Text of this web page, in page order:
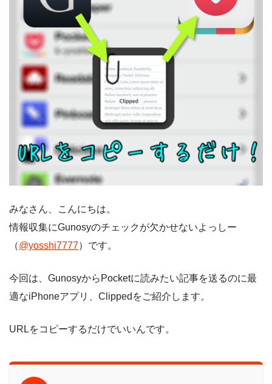
みなさん、こんにちは。
情報収集にGunosyのチェックが欠かせないよっしー
（@yosshi7777）です。
今回は、GunosyからPocketに読みたい記事を送るのに最
適なiPhoneアプリ、Clippedをご紹介します。
URLをコピーするだけでいいんです。